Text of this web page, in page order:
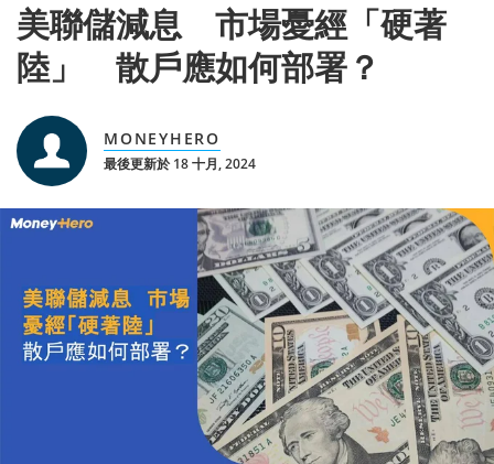
美聯儲減息 市場憂經「硬著
陸」 散戶應如何部署？
MONEYHERO
最後更新於 18 十月, 2024